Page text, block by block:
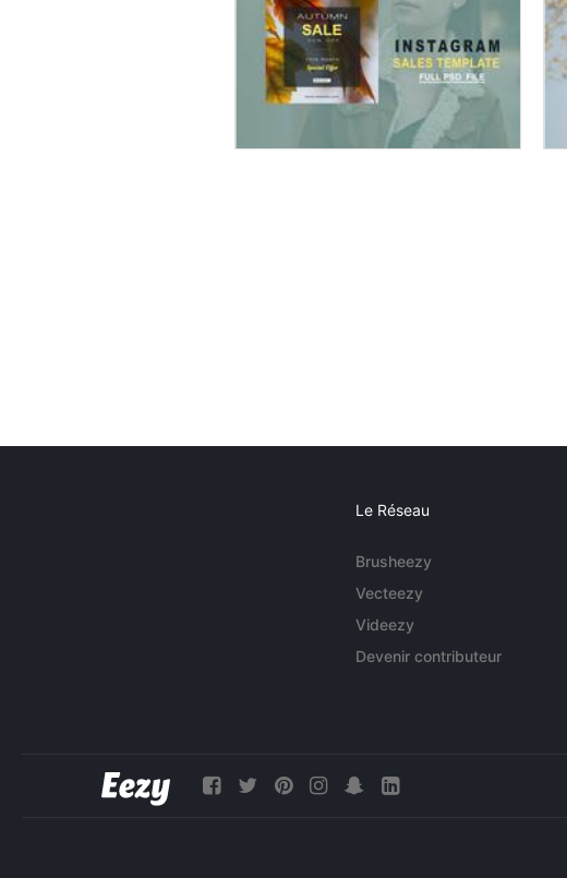
Le Réseau
Brusheezy
Vecteezy
Videezy
Devenir contributeur